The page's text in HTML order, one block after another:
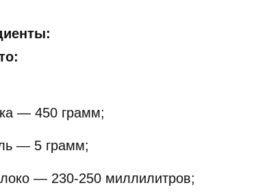
— 450 грамм;
— 5 грамм;
— 230-250 миллилитров;